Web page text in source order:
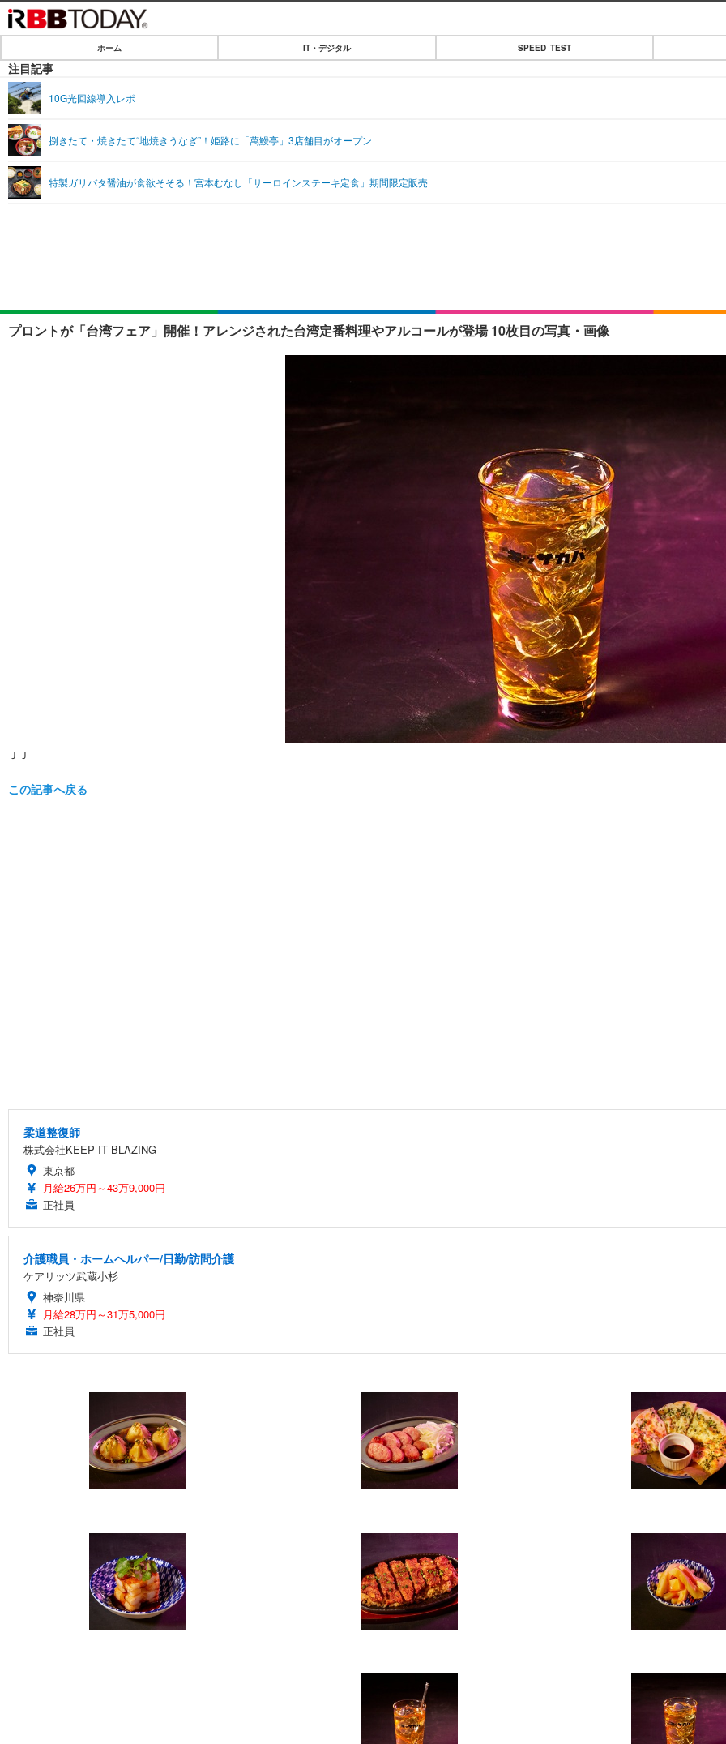
IT・デジタル
ショッピング
SPEED TEST
エンタメ
エンタメTOP
ショッピング
ライフ
ホーム IT・デジタル SPEED TEST
注目記事
10G光回線導入レポ
捌きたて・焼きたて“地焼きうなぎ”！姫路に「萬鰻亭」3店舗目がオープン
特製ガリバタ醤油が食欲そそる！宮本むなし「サーロインステーキ定食」期間限定販売
プロントが「台湾フェア」開催！アレンジされた台湾定番料理やアルコールが登場 10枚目の写真・画像
ＪＪ
この記事へ戻る
柔道整復師
株式会社KEEP IT BLAZING
東京都
月給26万円～43万9,000円
正社員
介護職員・ホームヘルパー/日勤/訪問介護
ケアリッツ武蔵小杉
神奈川県
月給28万円～31万5,000円
正社員